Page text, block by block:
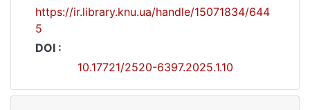
https://ir.library.knu.ua/handle/15071834/644
5
DOI :
10.17721/2520-6397.2025.1.10